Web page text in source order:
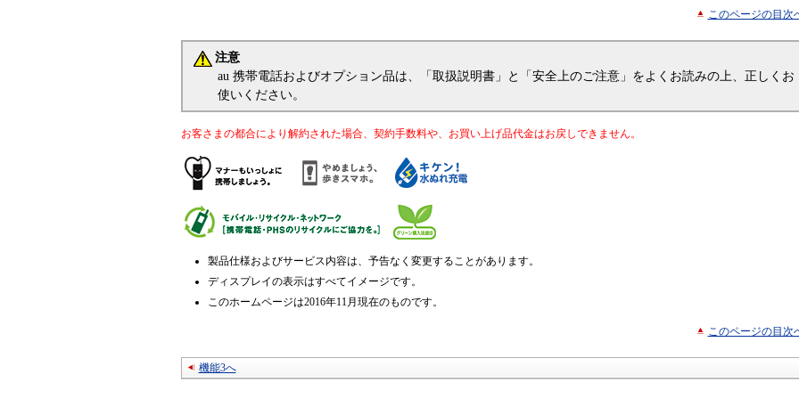
このページの目次
注意
au 携帯電話およびオプション品は、「取扱説明書」と「安全上のご注意」をよくお読みの上、正しくお
使いください。
お客さまの都合により解約された場合、契約手数料や、お買い上げ品代金はお戻しできません。
製品仕様およびサービス内容は、予告なく変更することがあります。
ディスプレイの表示はすべてイメージです。
このホームページは2016年11月現在のものです。
このページの目次
機能3へ